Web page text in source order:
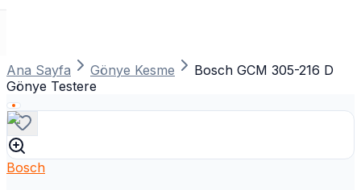
Ana Sayfa Gönye Kesme
Bosch GCM 305-216 D
Gönye Testere
Bosch